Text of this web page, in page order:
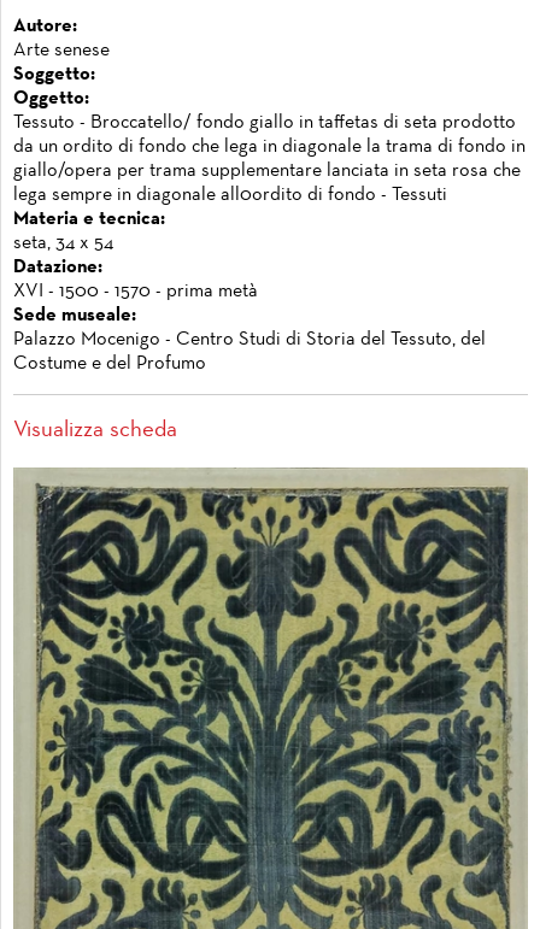
Autore:
Arte senese
Soggetto:
Oggetto:
Tessuto - Broccatello/ fondo giallo in taffetas di seta prodotto
da un ordito di fondo che lega in diagonale la trama di fondo in
giallo/opera per trama supplementare lanciata in seta rosa che
lega sempre in diagonale all0ordito di fondo - Tessuti
Materia e tecnica:
seta, 34 x 54
Datazione:
XVI - 1500 - 1570 - prima metà
Sede museale:
Palazzo Mocenigo - Centro Studi di Storia del Tessuto, del
Costume e del Profumo
Visualizza scheda